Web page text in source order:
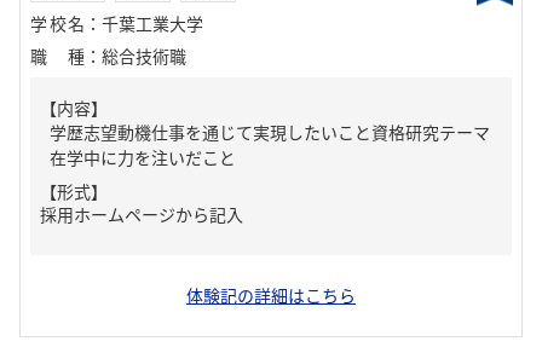
学校名 ： 千葉工業大学
職種 ： 総合技術職
【内容】
学歴志望動機仕事を通じて実現したいこと資格研究テーマ
在学中に力を注いだこと
【形式】
採用ホームページから記入
体験記の詳細はこちら